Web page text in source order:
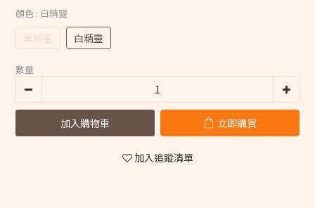
顏色 : 白精靈
黑精靈 白精靈
數量
加入購物車 立即購買
加入追蹤清單